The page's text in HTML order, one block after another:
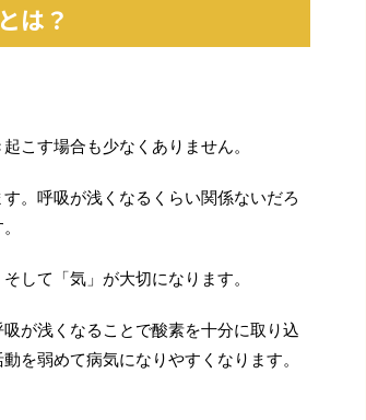
は？
こす場合も少なくありません。
。呼吸が浅くなるくらい関係ないだろ
して「気」が大切になります。
が浅くなることで酸素を十分に取り込
を弱めて病気になりやすくなります。